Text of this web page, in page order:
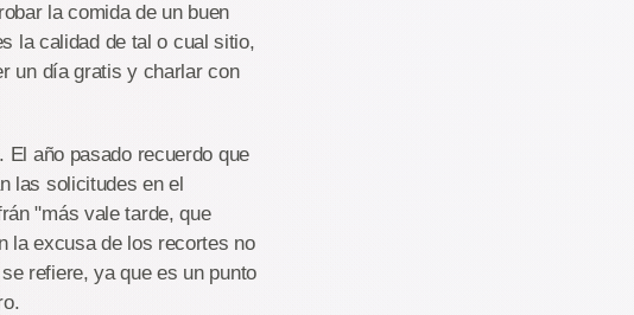
la comida de un buen
la calidad de tal o cual sitio,
un día gratis y charlar con
año pasado recuerdo que
las solicitudes en el
"más vale tarde, que
la excusa de los recortes no
refiere, ya que es un punto